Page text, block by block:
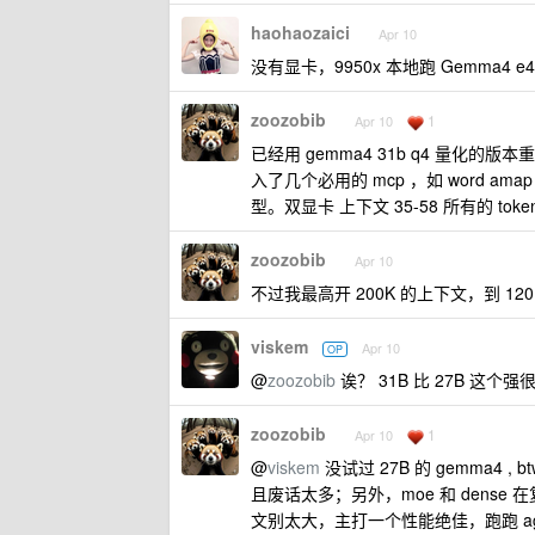
haohaozaici Apr 10
没有显卡，9950x 本地跑 Gemma4
zoozobib Apr 10 1
已经用 gemma4 31b q4 量化的版本
入了几个必用的 mcp ，如 word
型。双显卡 上下文 35-58 所有的
zoozobib Apr 10
不过我最高开 200K 的上下文，到
viskem OP Apr 10
@zoozobib 诶？ 31B 比 27B 这个强
zoozobib Apr 10 1
@viskem 没试过 27B 的 gemma4 ,
且废话太多；另外，moe 和 dense
文别太大，主打一个性能绝佳，跑跑